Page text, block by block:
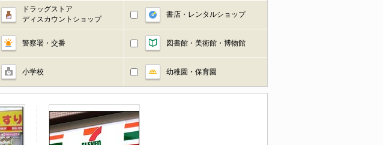
ドラッグストア
ディスカウントショップ
書店・レンタルショップ
警察署・交番 図書館・美術館・博物館
小学校 幼稚園・保育園